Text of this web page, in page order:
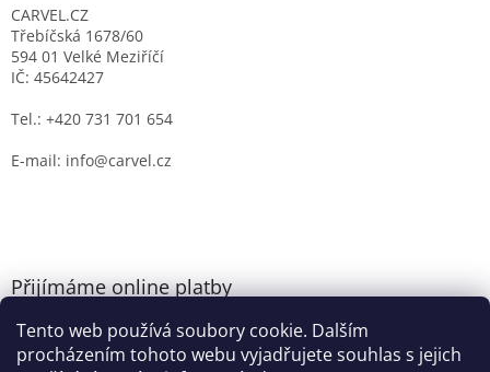
Tento web používá soubory cookie. Dalším
procházením tohoto webu vyjadřujete souhlas s jejich
CARVEL.CZ
Třebíčská 1678/60
594 01 Velké Meziříčí
IČ: 45642427
Tel.: +420 731 701 654
E-mail: info@carvel.cz
Přijímáme online platby